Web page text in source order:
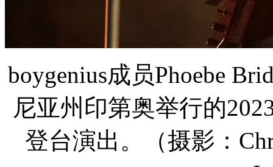
boygenius成员Phoebe
尼亚州印第奥举行的
登台演出。（摄影：